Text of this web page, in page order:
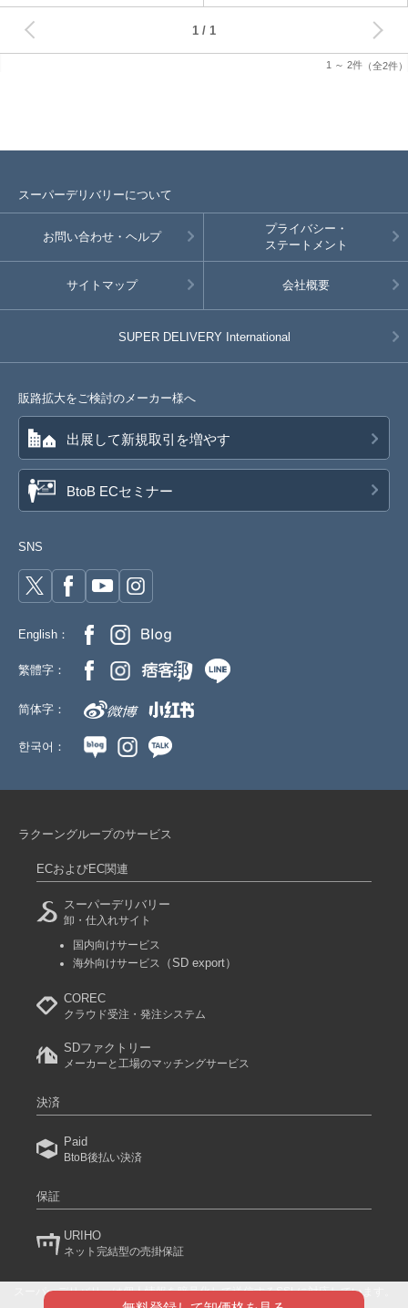
1 ～ 2件 （全2件）
1
スーパーデリバリーについて
お問い合わせ・ヘルプ
プライバシー・
ステートメント
サイトマップ 会社概要
SUPER DELIVERY International
販路拡大をご検討のメーカー様へ
出展して新規取引を増やす
BtoB ECセミナー
SNS
English：
繁體字：
简体字：
한국어：
ラクーングループのサービス
ECおよびEC関連
スーパーデリバリー
卸・仕入れサイト
国内向けサービス
海外向けサービス
（SD export）
COREC
クラウド受注・発注システム
SDファクトリー
メーカーと工場のマッチングサービス
決済
Paid
BtoB後払い決済
保証
URIHO
ネット完結型の売掛保証
スーパーデリバリーは個人情報を暗号化して送信するSSLに対応しています。
(C) 2024 RACCOON COMMERCE, Inc. All rights reserved.